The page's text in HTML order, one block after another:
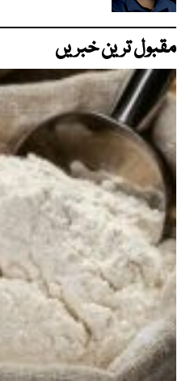
مقبول ترین خبریں